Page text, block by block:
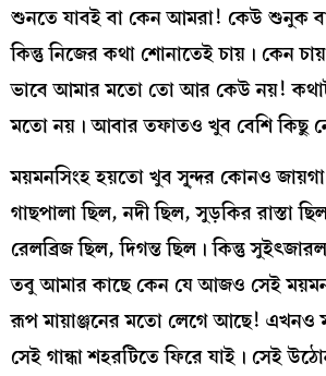
শুনতে যাবই বা কেন আমরা! কেউ শুনুক
কিন্তু নিজের কথা শোনাতেই চায়। কেন
ভাবে আমার মতো তো আর কেউ নয়!
মতো নয়। আবার তফাতও খুব বেশি কিছু
ময়মনসিংহ হয়তো খুব সু্ন্দর কোনও
গাছপালা ছিল, নদী ছিল, সুড়কির রাস্তা
রেলব্রিজ ছিল, দিগন্ত ছিল। কিন্তু
তবু আমার কাছে কেন যে আজও সেই
রূপ মায়াঞ্জনের মতো লেগে আছে! এখনও
সেই গান্ধা শহরটিতে ফিরে যাই। সেই